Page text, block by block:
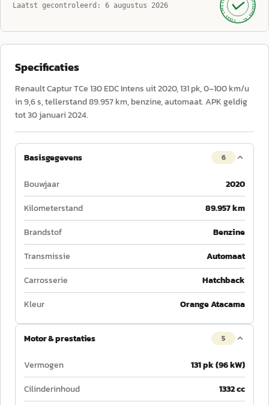
Laatst gecontroleerd: 6 augustus 2026 AUTOKOPEN.NL
· SINDS 1999 ·
Specificaties
Renault Captur TCe 130 EDC Intens uit 2020, 131 pk, 0–100 km/u
in 9,6 s, tellerstand 89.957 km, benzine, automaat. APK geldig
tot 30 januari 2024.
Basisgegevens 6
Bouwjaar
2020
Kilometerstand
89.957 km
Brandstof
Benzine
Transmissie
Automaat
Carrosserie
Hatchback
Kleur
Orange Atacama
Motor & prestaties 5
Vermogen
131 pk (96 kW)
Cilinderinhoud
1332 cc